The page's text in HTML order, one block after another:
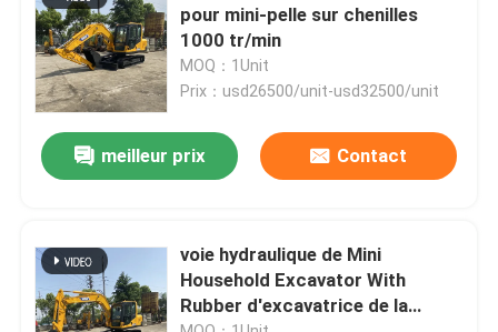
Nous contacter
Nouvelles
Les affaires
Excavatrice hydraulique de chenille
Mini Crawler Excavator
pour mini-pelle sur chenilles
1000 tr/min
MOQ：1Unit
Prix：usd26500/unit-usd32500/unit
meilleur prix Contact
voie hydraulique de Mini
Household Excavator With
Rubber d'excavatrice de la